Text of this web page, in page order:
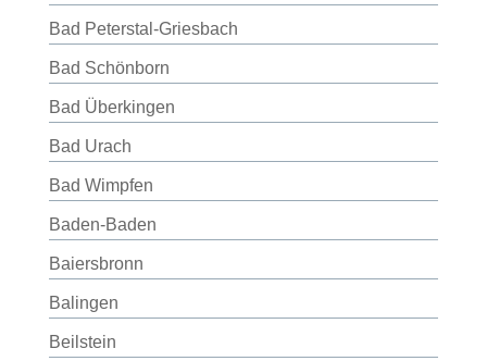
Bad Peterstal-Griesbach
Bad Schönborn
Bad Überkingen
Bad Urach
Bad Wimpfen
Baden-Baden
Baiersbronn
Balingen
Beilstein